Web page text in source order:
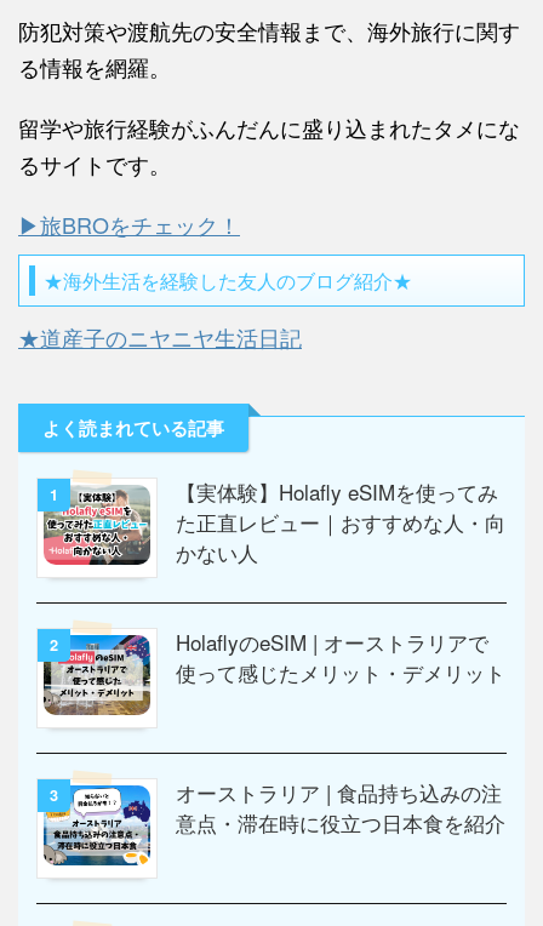
防犯対策や渡航先の安全情報まで、海外旅行に関す
る情報を網羅。
留学や旅行経験がふんだんに盛り込まれたタメにな
るサイトです。
▶旅BROをチェック！
★海外生活を経験した友人のブログ紹介★
★道産子のニヤニヤ生活日記
よく読まれている記事
1
【実体験】Holafly eSIMを使ってみ
た正直レビュー｜おすすめな人・向
かない人
2
HolaflyのeSIM | オーストラリアで
使って感じたメリット・デメリット
3
オーストラリア | 食品持ち込みの注
意点・滞在時に役立つ日本食を紹介